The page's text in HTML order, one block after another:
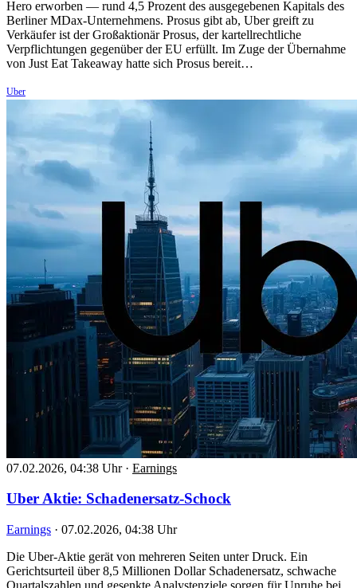
Hero erworben — rund 4,5 Prozent des ausgegebenen Kapitals des
Berliner MDax-Unternehmens. Prosus gibt ab, Uber greift zu
Verkäufer ist der Großaktionär Prosus, der kartellrechtliche
Verpflichtungen gegenüber der EU erfüllt. Im Zuge der Übernahme
von Just Eat Takeaway hatte sich Prosus bereit…
Uber
07.02.2026, 04:38 Uhr · Earnings
Uber Aktie: Schadenersatz-Schock
Earnings · 07.02.2026, 04:38 Uhr
Die Uber-Aktie gerät von mehreren Seiten unter Druck. Ein
Gerichtsurteil über 8,5 Millionen Dollar Schadenersatz, schwache
Quartalszahlen und gesenkte Analystenziele sorgen für Unruhe bei